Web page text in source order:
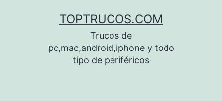
TOPTRUCOS.COM
Trucos de
pc,mac,android,iphone y todo
tipo de periféricos